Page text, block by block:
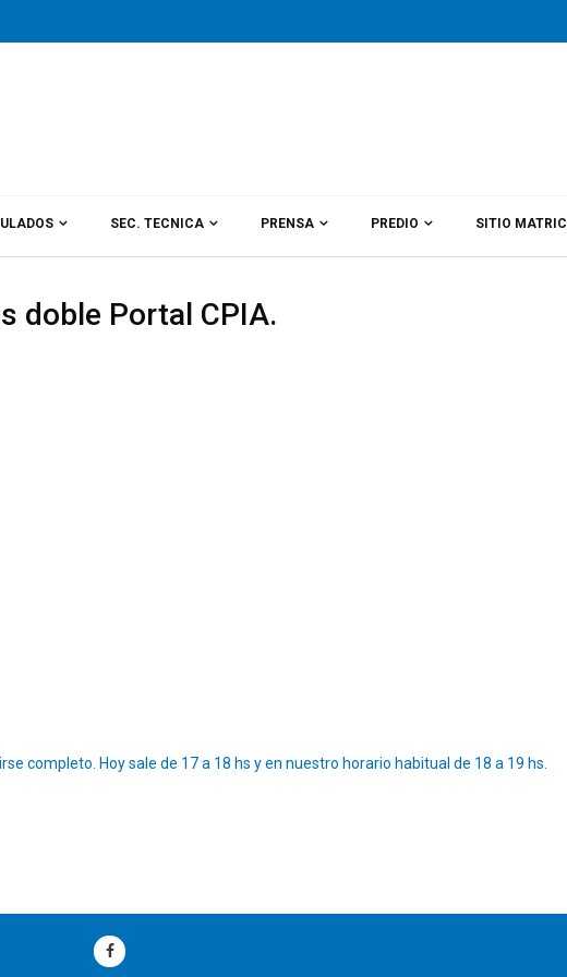
SEC. TECNICA PRENSA PREDIO SITIO MATRIC
doble Portal CPIA.
completo. Hoy sale de 17 a 18 hs y en nuestro horario habitual de 18 a 19 hs.